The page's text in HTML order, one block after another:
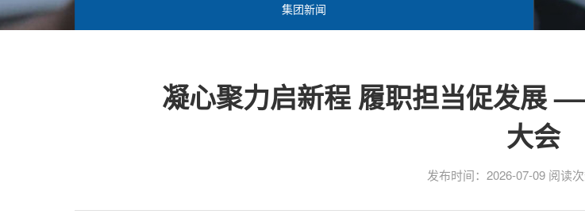
集团新闻
凝心聚力启新程 履职担当促发展
大会
发布时间：2026-07-09 阅读